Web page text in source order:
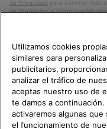
de Privacidad para conocer más
de ’marketing’ y cómo puedes
España
TE DAMOS
POR
Utilizamos cookies
similares para
publicitarios,
analizar el tráfico de
aceptas nuestro uso de
te damos a
activaremos algunas
el funcionamiento de